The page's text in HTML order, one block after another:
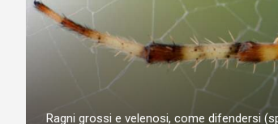
Ragni grossi e velenosi, come difendersi